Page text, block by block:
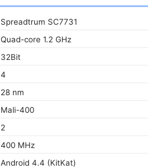
Spreadtrum SC7731
Quad-core 1.2 GHz
32Bit
4
28 nm
Mali-400
2
400 MHz
Android 4.4 (KitKat)